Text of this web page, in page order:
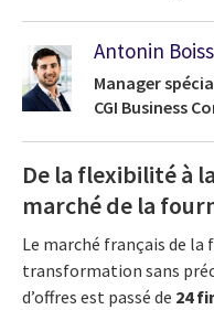
Antonin
Manager
CGI Business
De la flexibilité à
marché de la
Le marché français de la
transformation sans
d’offres est passé de 24